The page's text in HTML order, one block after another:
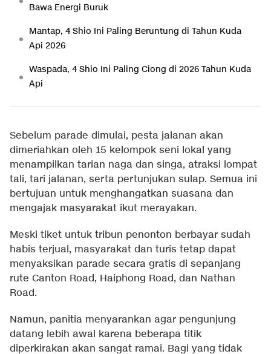
Bawa Energi Buruk
Mantap, 4 Shio Ini Paling Beruntung di Tahun Kuda
Api 2026
Waspada, 4 Shio Ini Paling Ciong di 2026 Tahun Kuda
Api
Sebelum parade dimulai, pesta jalanan akan
dimeriahkan oleh 15 kelompok seni lokal yang
menampilkan tarian naga dan singa, atraksi lompat
tali, tari jalanan, serta pertunjukan sulap. Semua ini
bertujuan untuk menghangatkan suasana dan
mengajak masyarakat ikut merayakan.
Meski tiket untuk tribun penonton berbayar sudah
habis terjual, masyarakat dan turis tetap dapat
menyaksikan parade secara gratis di sepanjang
rute Canton Road, Haiphong Road, dan Nathan
Road.
Namun, panitia menyarankan agar pengunjung
datang lebih awal karena beberapa titik
diperkirakan akan sangat ramai. Bagi yang tidak